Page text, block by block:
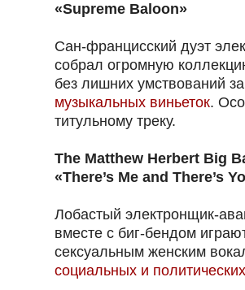
«Supreme Baloon»
Сан-францисский дуэт
собрал огромную
без лишних умствований
музыкальных виньеток.
титульному треку.
The Matthew Herbert Big
«There’s Me and There’s
Лобастый электронщик-
вместе с биг-бендом
сексуальным женским
социальных и